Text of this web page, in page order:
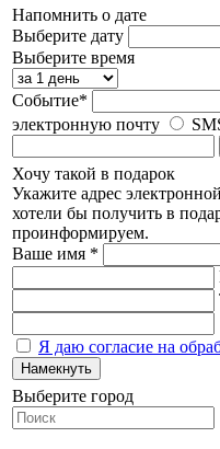
Напомнить о дате
Выберите дату
Выберите время
Событие*
электронную почту
Хочу такой в подарок
Укажите адрес
хотели бы получить в
проинформируем.
Ваше имя *
Я даю согласие на
Намекнуть
Выберите город